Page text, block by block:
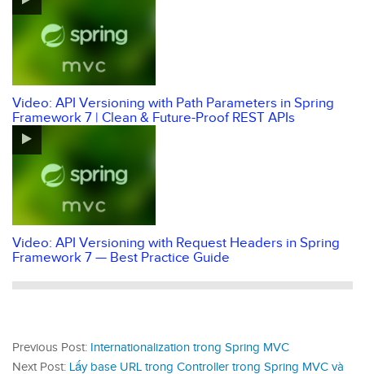
Video: API Versioning with Path Parameters in Spring
Framework 7 | Clean & Future-Proof REST APIs
Video: API Versioning with Request Headers in Spring
Framework 7 — Best Practice Guide
Previous Post: Internationalization trong Spring MVC
Next Post: Lấy base URL trong Controller trong Spring MVC và